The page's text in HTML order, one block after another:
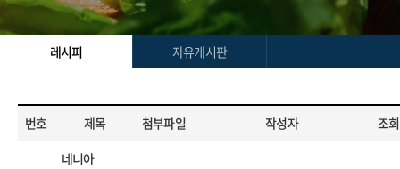
레시피 자유게시판
번호 제목 첨부파일 작성자 조
네니아